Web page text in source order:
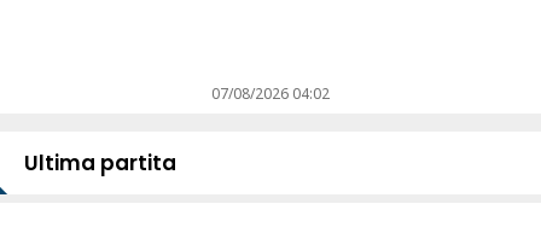
07/08/2026 04:02
Ultima partita